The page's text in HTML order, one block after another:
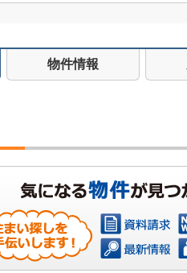
物件情報